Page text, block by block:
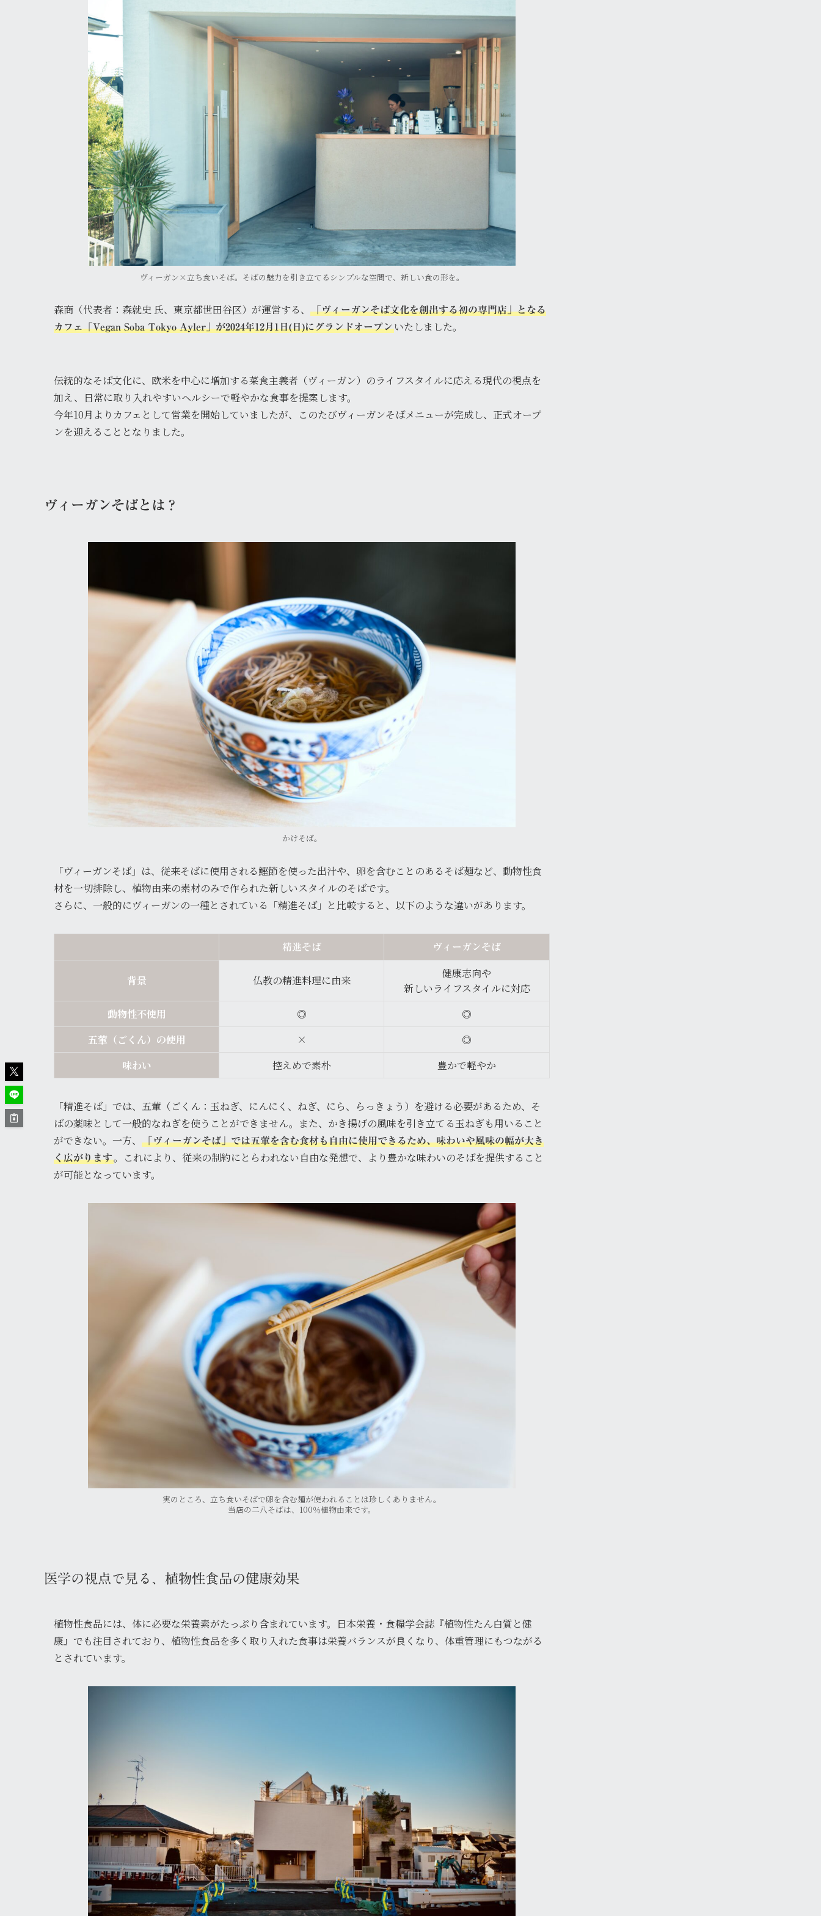
ヴィーガン×立ち食いそば。そばの魅力を引き立てるシンプルな空間で、新しい食の形を。
森商（代表者：森就史 氏、東京都世田谷区）が運営する、
「ヴィーガンそば文化を創出する初の専門店」となる
カフェ「Vegan Soba Tokyo Ayler」が2024年12月1日(日)にグランドオープンいたしました。
伝統的なそば文化に、欧米を中心に増加する菜食主義者（ヴィーガン）のライフスタイルに応える現代の視点を
加え、日常に取り入れやすいヘルシーで軽やかな食事を提案します。
今年10月よりカフェとして営業を開始していましたが、このたびヴィーガンそばメニューが完成し、正式オープ
ンを迎えることとなりました。
ヴィーガンそばとは？
かけそば。
「ヴィーガンそば」は、従来そばに使用される鰹節を使った出汁や、卵を含むことのあるそば麺など、動物性食
材を一切排除し、植物由来の素材のみで作られた新しいスタイルのそばです。
さらに、一般的にヴィーガンの一種とされている「精進そば」と比較すると、以下のような違いがあります。
精進そば ヴィーガンそば
背景 仏教の精進料理に由来
健康志向や
新しいライフスタイルに対応
動物性不使用
◎
◎
五葷（ごくん）の使用
×
◎
味わい
控えめで素朴 豊かで軽やか
「精進そば」では、五葷（ごくん：玉ねぎ、にんにく、ねぎ、にら、らっきょう）を避ける必要があるため、そ
ばの薬味として一般的なねぎを使うことができません。また、かき揚げの風味を引き立てる玉ねぎも用いること
ができない。一方、
「ヴィーガンそば」では五葷を含む食材も自由に使用できるため、味わいや風味の幅が大き
く広がります。これにより、従来の制約にとらわれない自由な発想で、より豊かな味わいのそばを提供すること
が可能となっています。
実のところ、立ち食いそばで卵を含む麺が使われることは珍しくありません。
当店の二八そばは、100％植物由来です。
医学の視点で見る、植物性食品の健康効果
植物性食品には、体に必要な栄養素がたっぷり含まれています。日本栄養・食糧学会誌『植物性たん白質と健
康』でも注目されており、植物性食品を多く取り入れた食事は栄養バランスが良くなり、体重管理にもつながる
とされています。